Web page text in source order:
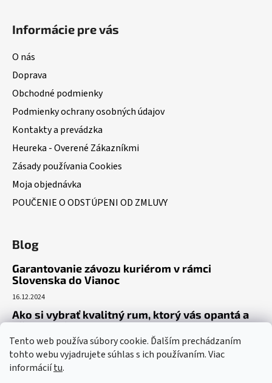
Tento web používa súbory cookie. Ďalším prechádzaním
tohto webu vyjadrujete súhlas s ich používaním. Viac
informáciítu.
Informácie pre vás
O nás
Doprava
Obchodné podmienky
Podmienky ochrany osobných údajov
Kontakty a prevádzka
Heureka - Overené Zákazníkmi
Zásady používania Cookies
Moja objednávka
POUČENIE O ODSTÚPENI OD ZMLUVY
Blog
Garantovanie závozu kuriérom v rámci
Slovenska do Vianoc
16.12.2024
Ako si vybrať kvalitný rum, ktorý vás opantá a
už nepustí?
16.6.2023
Dokonalý gin tonic recept – ako si pripraviť toto
osviežujúce letné eso?